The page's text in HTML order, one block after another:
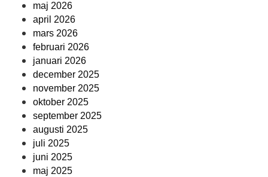
maj 2026
april 2026
mars 2026
februari 2026
januari 2026
december 2025
november 2025
oktober 2025
september 2025
augusti 2025
juli 2025
juni 2025
maj 2025